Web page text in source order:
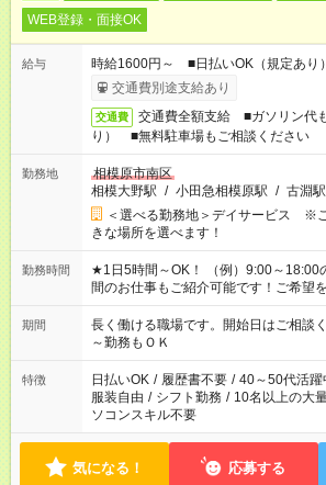
WEB登録・面接OK
給与
時給1600円～ ■日払いOK（規定あり
交通費別途支給あり
交通費
交通費全額支給 ■ガソリン代
り） ■無料駐車場もご相談ください
勤務地
相模原市南区
相模大野駅 / 小田急相模原駅 / 古淵駅
＜選べる勤務地＞デイサービス ※
きな場所を選べます！
勤務時間
★1日5時間～OK！ （例）9:00～18:00
間のお仕事もご紹介可能です！ご希望
庭の都合でお休みが必要な場合も遠慮
週最低15時間以上の勤務が必要です
期間
長く働ける職場です。開始日はご相
～勤務もＯＫ
特徴 日払いOK / 履歴書不要 / 40～50代活躍
服装自由 / シフト勤務 / 10名以上の大
ソコンスキル不要
気になる！ 応募する